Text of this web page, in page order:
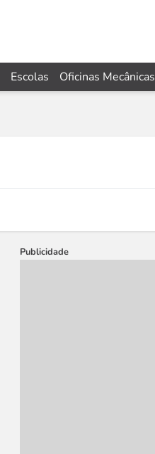
Escolas Oficinas Mecânicas
Publicidade